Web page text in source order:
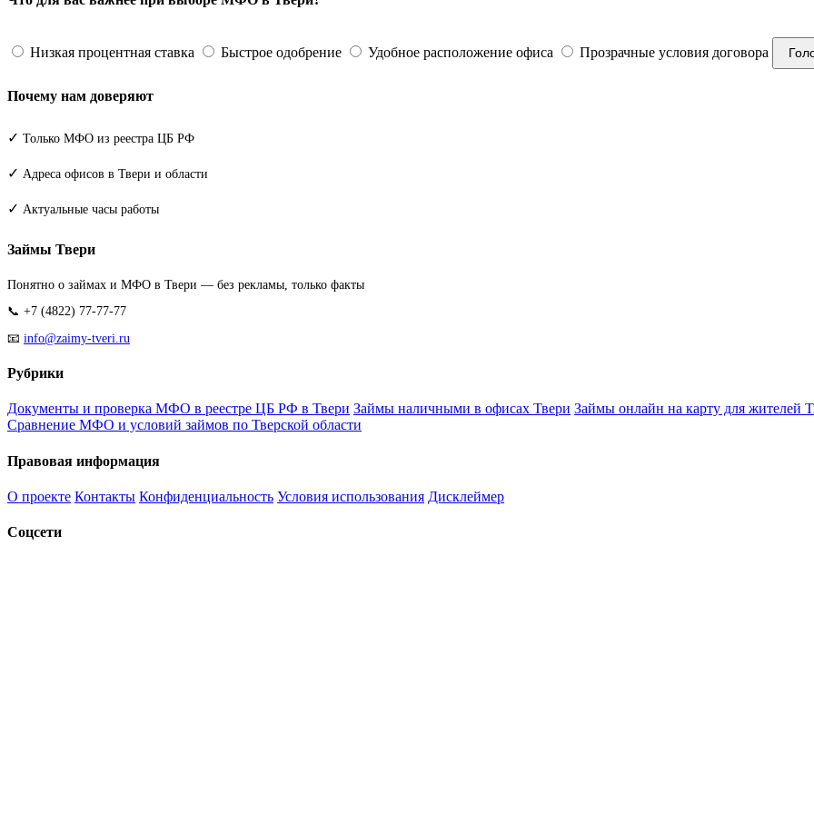
Низкая процентная ставка Быстрое одобрение Удобное расположение офиса Прозрачные условия договора
Почему нам доверяют
✓ Только МФО из реестра ЦБ РФ
✓ Адреса офисов в Твери и области
✓ Актуальные часы работы
Займы Твери
Понятно о займах и МФО в Твери — без рекламы, только факты
📞 +7 (4822) 77-77-77
📧 info@zaimy-tveri.ru
Рубрики
Документы и проверка МФО в реестре ЦБ РФ в Твери Займы наличными в офисах Твери Займы онлайн на карту для жителей
Сравнение МФО и условий займов по Тверской области
Правовая информация
О проекте Контакты Конфиденциальность Условия использования Дисклеймер
Соцсети